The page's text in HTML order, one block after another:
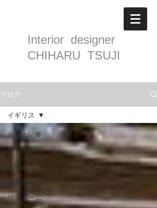
Interior designer
CHIHARU TSUJI
ブログ
全ての記事
セミナー
金継ぎ
金継ぎ
リフォーム
イギリス